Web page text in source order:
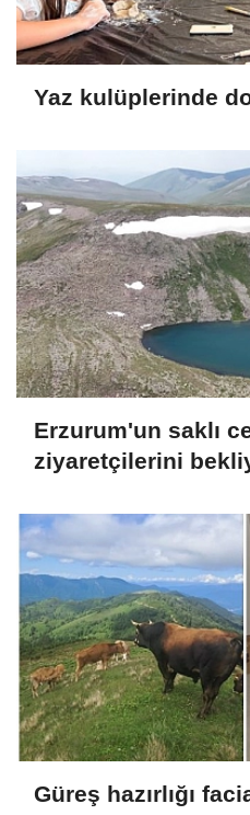
Yaz kulüplerinde
Erzurum'un saklı
ziyaretçilerini
Güreş hazırlığı